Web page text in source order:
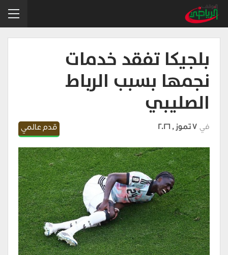
بلجيكا تفقد خدمات
نجمها بسبب الرباط
الصليبي
قدم عالمي في 7 تموز , 2026